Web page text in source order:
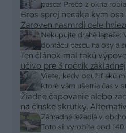
pasca: Prečo z okna
vyriešiť za pár eur?
250x150cm. Čínsky
eur kus.
Nekupujte drahé
domácu pascu na osy a
von
Bros sprej necaka kym
Zaroven nasmrdi cele
nic zive. Vasa pasca
Skor pritiahne slimaky
Viete, kedy použiť akú
ktoré vám ušetria čas v
Ten článok mal takú
učivo pre 3 ročník základnej školy.
alebo nejaka kniha z VŠ? Dnešné rychlotvrdnuce
malty - pevnosť 40 Mpa a
minut , k tomu vodotesné s
- schnutie a zretie. Nič?
Záhradné ležadlá v
Toto si vyrobíte pod 140
Žiadne čapovanie alebo
na čínske skrutky.
čo sa týka pevnosti. Autor
remeselným spracovaním,